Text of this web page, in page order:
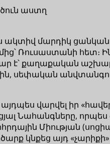
մարդիկ
Ռուսաստանի հետ։
է՝ քաղաքական
սեփական
այդպես վարվել իր
Նահանգները,
Միության
կնքեց այդ